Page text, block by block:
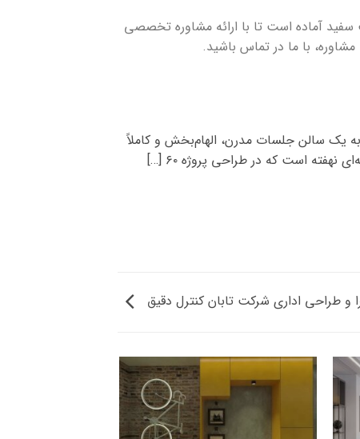
آماده است تا با ارائه مشاوره تخصصی
با ما در تماس باشید.
جلسات شرکت بهستان پلاسما: اوج هنر و کارایی چگونه می‌توان یک فضای ۶۰ متری را به یک سالن جلسات مدرن، الهام‌بخش و کاملاً
است که در طراحی پروژه ۶۰ […]
و طراحی اداری شرکت تابان کنترل دقیق